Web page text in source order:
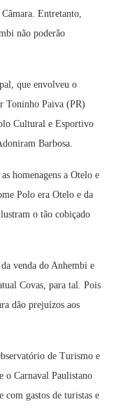
Entretanto,
não poderão
que envolveu o
Toninho Paiva (PR)
Cultural e Esportivo
Barbosa.
homenagens a Otelo e
Polo era Otelo e da
o tão cobiçado
venda do Anhembi e
Covas, para tal. Pois
dão prejuízos aos
de Turismo e
o Carnaval Paulistano
com gastos de turistas e